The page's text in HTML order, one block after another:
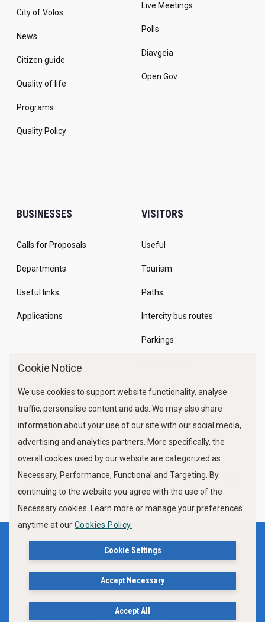
City of Volos
News
Citizen guide
Quality of life
Programs
Quality Policy
Live Meetings
Polls
Diavgeia
Open Gov
BUSINESSES
Calls for Proposals
Departments
Useful links
Applications
VISITORS
Useful
Tourism
Paths
Intercity bus routes
Parkings
FOLLOW US
© 2019, City of Volos
Privacy Policy
Δήλωση Προσβασιμότητας Ιστότοπου Δήμου Βόλου
Cookie Notice
We use cookies to support website functionality, analyse
traffic, personalise content and ads. We may also share
information about your use of our site with our social media,
advertising and analytics partners. More specifically, the
overall cookies used by our website are categorized as
Necessary, Performance, Functional and Targeting. By
continuing to the website you agree with the use of the
Necessary cookies. Learn more or manage your preferences
anytime at our Cookies Policy.
Cookie Settings
Accept Necessary
Accept All